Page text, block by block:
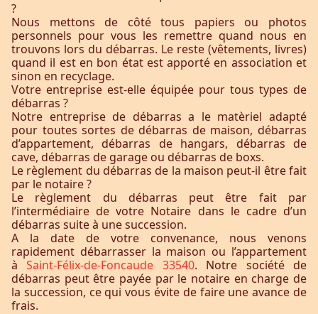
?
Nous mettons de côté tous papiers ou photos
personnels pour vous les remettre quand nous en
trouvons lors du débarras. Le reste (vêtements, livres)
quand il est en bon état est apporté en association et
sinon en recyclage.
Votre entreprise est-elle équipée pour tous types de
débarras ?
Notre entreprise de débarras a le matèriel adapté
pour toutes sortes de débarras de maison, débarras
d’appartement, débarras de hangars, débarras de
cave, débarras de garage ou débarras de boxs.
Le règlement du débarras de la maison peut-il être fait
par le notaire ?
Le règlement du débarras peut être fait par
l’intermédiaire de votre Notaire dans le cadre d’un
débarras suite à une succession.
A la date de votre convenance, nous venons
rapidement débarrasser la maison ou l’appartement
àSaint-Félix-de-Foncaude 33540. Notre société de
débarras peut être payée par le notaire en charge de
la succession, ce qui vous évite de faire une avance de
frais.